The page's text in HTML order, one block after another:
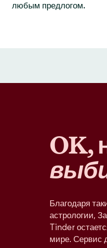
любым предлогом.
OK,
Благодаря
астрологии,
Tinder
мире. Сервис